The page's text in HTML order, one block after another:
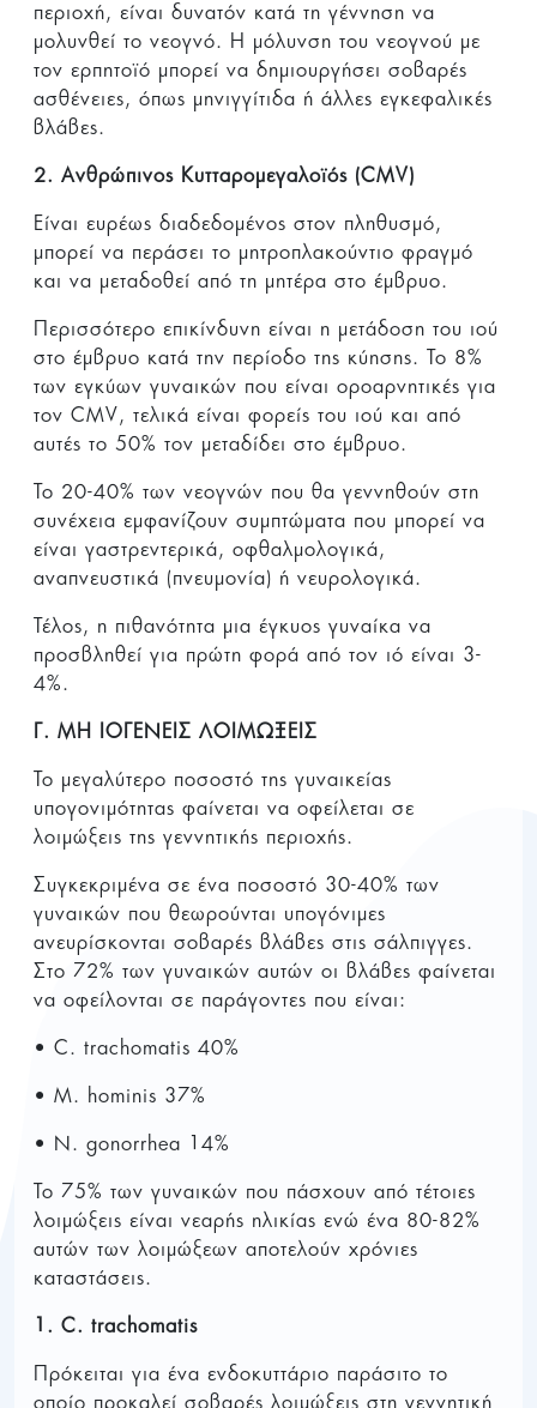
περιοχή, είναι δυνατόν κατά τη γέννηση να
μολυνθεί το νεογνό. Η μόλυνση του νεογνού με
τον ερπητοϊό μπορεί να δημιουργήσει σοβαρές
ασθένειες, όπως μηνιγγίτιδα ή άλλες εγκεφαλικές
βλάβες.
2. Ανθρώπινος Κυτταρομεγαλοϊός (CMV)
Είναι ευρέως διαδεδομένος στον πληθυσμό,
μπορεί να περάσει το μητροπλακούντιο φραγμό
και να μεταδοθεί από τη μητέρα στο έμβρυο.
Περισσότερο επικίνδυνη είναι η μετάδοση του ιού
στο έμβρυο κατά την περίοδο της κύησης. Το 8%
των εγκύων γυναικών που είναι οροαρνητικές για
τον CMV, τελικά είναι φορείς του ιού και από
αυτές το 50% τον μεταδίδει στο έμβρυο.
Το 20-40% των νεογνών που θα γεννηθούν στη
συνέχεια εμφανίζουν συμπτώματα που μπορεί να
είναι γαστρεντερικά, οφθαλμολογικά,
αναπνευστικά (πνευμονία) ή νευρολογικά.
Τέλος, η πιθανότητα μια έγκυος γυναίκα να
προσβληθεί για πρώτη φορά από τον ιό είναι 3-
4%.
Γ. ΜΗ ΙΟΓΕΝΕΙΣ ΛΟΙΜΩΞΕΙΣ
Το μεγαλύτερο ποσοστό της γυναικείας
υπογονιμότητας φαίνεται να οφείλεται σε
λοιμώξεις της γεννητικής περιοχής.
Συγκεκριμένα σε ένα ποσοστό 30-40% των
γυναικών που θεωρούνται υπογόνιμες
ανευρίσκονται σοβαρές βλάβες στις σάλπιγγες.
Στο 72% των γυναικών αυτών οι βλάβες φαίνεται
να οφείλονται σε παράγοντες που είναι:
• C. trachomatis 40%
• M. hominis 37%
• N. gonorrhea 14%
Το 75% των γυναικών που πάσχουν από τέτοιες
λοιμώξεις είναι νεαρής ηλικίας ενώ ένα 80-82%
αυτών των λοιμώξεων αποτελούν χρόνιες
καταστάσεις.
1. C. trachomatis
Πρόκειται για ένα ενδοκυττάριο παράσιτο το
οποίο προκαλεί σοβαρές λοιμώξεις στη γεννητική